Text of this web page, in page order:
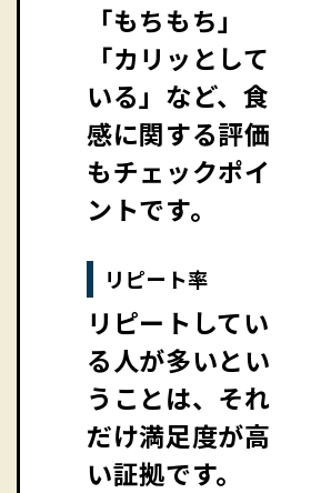
「もちもち」
「カリッとして
いる」など、食
感に関する評価
もチェックポイ
ントです。
リピート率
リピートしてい
る人が多いとい
うことは、それ
だけ満足度が高
い証拠です。